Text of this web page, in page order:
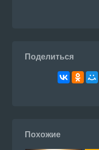
Поделиться
Похожие